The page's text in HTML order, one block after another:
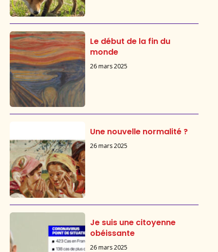
Le début de la fin du
monde
26 mars 2025
Une nouvelle normalité ?
26 mars 2025
Je suis une citoyenne
obéissante
26 mars 2025